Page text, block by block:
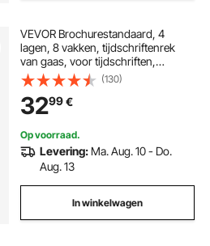
VEVOR Brochurestandaard, 4
lagen, 8 vakken, tijdschriftenrek
van gaas, voor tijdschriften,
kranten en catalogi,
brochurehouder met draagtas voor
winkels, beurzen en kantoren.
(130)
3299€
Op voorraad.
Levering: Ma. Aug. 10 - Do.
Aug. 13
In winkelwagen